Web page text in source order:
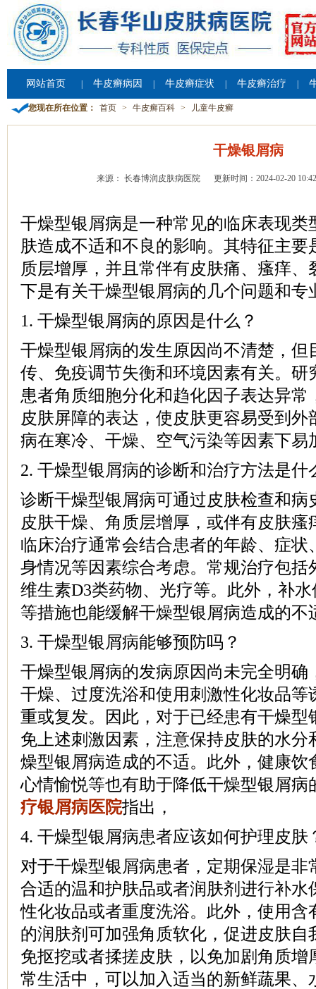
网站首页 牛皮癣病因 牛皮癣症状 牛皮癣治疗
您现在所在位置： 首页 > 牛皮癣百科 > 儿童牛皮癣
干燥银屑病
来源： 长春博润皮肤病医院 更新时间：2024-02-20
干燥型银屑病是一种常见的临床表现类
肤造成不适和不良的影响。其特征主要
质层增厚，并且常伴有皮肤痛、瘙痒、
下是有关干燥型银屑病的几个问题和专
1. 干燥型银屑病的原因是什么？
干燥型银屑病的发生原因尚不清楚，但
传、免疫调节失衡和环境因素有关。研
患者角质细胞分化和趋化因子表达异常
皮肤屏障的表达，使皮肤更容易受到外
病在寒冷、干燥、空气污染等因素下易
2. 干燥型银屑病的诊断和治疗方法是什
诊断干燥型银屑病可通过皮肤检查和病
皮肤干燥、角质层增厚，或伴有皮肤瘙
临床治疗通常会结合患者的年龄、症状
身情况等因素综合考虑。常规治疗包括
维生素D3类药物、光疗等。此外，补
等措施也能缓解干燥型银屑病造成的不
3. 干燥型银屑病能够预防吗？
干燥型银屑病的发病原因尚未完全明确
干燥、过度洗浴和使用刺激性化妆品等
重或复发。因此，对于已经患有干燥型
免上述刺激因素，注意保持皮肤的水分
燥型银屑病造成的不适。此外，健康饮
心情愉悦等也有助于降低干燥型银屑病
疗银屑病医院指出，
4. 干燥型银屑病患者应该如何护理皮肤
对于干燥型银屑病患者，定期保湿是非
合适的温和护肤品或者润肤剂进行补水
性化妆品或者重度洗浴。此外，使用含
的润肤剂可加强角质软化，促进皮肤自
免抠挖或者揉搓皮肤，以免加剧角质增
常生活中，可以加入适当的新鲜蔬果、